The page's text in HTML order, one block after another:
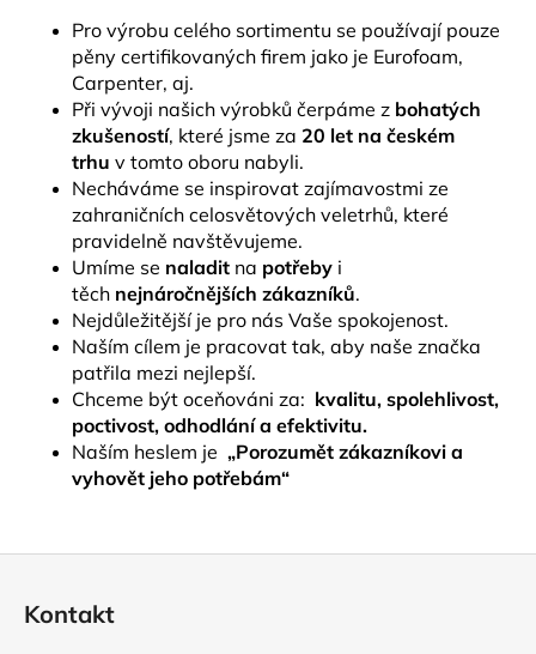
Pro výrobu celého sortimentu se používají pouze
pěny certifikovaných firem jako je Eurofoam,
Carpenter, aj.
Při vývoji našich výrobků čerpáme z bohatých
zkušeností, které jsme za 20 let na českém
trhu v tomto oboru nabyli.
Necháváme se inspirovat zajímavostmi ze
zahraničních celosvětových veletrhů, které
pravidelně navštěvujeme.
Umíme se naladit na potřeby i
těch nejnáročnějších zákazníků.
Nejdůležitější je pro nás Vaše spokojenost.
Naším cílem je pracovat tak, aby naše značka
patřila mezi nejlepší.
Chceme být oceňováni za: kvalitu, spolehlivost,
poctivost, odhodlání a efektivitu.
Naším heslem je „Porozumět zákazníkovi a
vyhovět jeho potřebám“
Kontakt